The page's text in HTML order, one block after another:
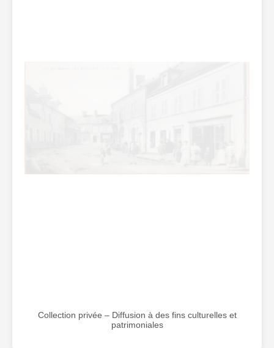
Collection privée – Diffusion à des fins culturelles et
patrimoniales